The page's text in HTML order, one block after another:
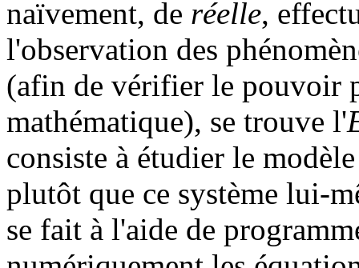
naïvement, de réelle,
l'observation des
(afin de vérifier le pouvoir
mathématique), se trouve l'
consiste à étudier le
plutôt que ce système lui-
se fait à l'aide de